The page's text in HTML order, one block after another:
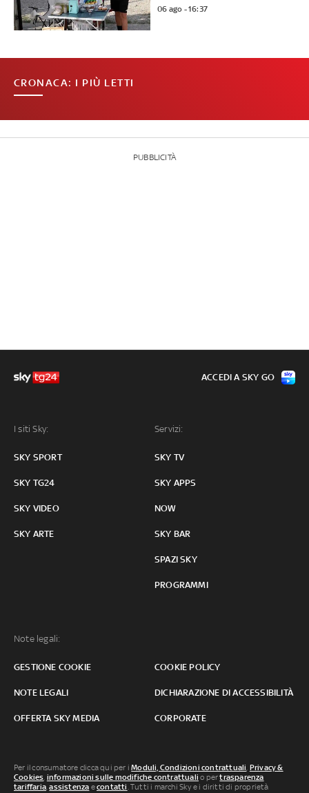
06 ago - 16:37
CRONACA: I PIÙ LETTI
PUBBLICITÀ
I siti Sky:
SKY SPORT
SKY TG24
SKY VIDEO
SKY ARTE
Servizi:
SKY TV
SKY APPS
NOW
SKY BAR
SPAZI SKY
PROGRAMMI
Note legali:
GESTIONE COOKIE COOKIE POLICY
NOTE LEGALI DICHIARAZIONE DI ACCESSIBILITÀ
OFFERTA SKY MEDIA CORPORATE
ACCEDI A SKY GO
Per il consumatore clicca qui per iModuli, Condizioni contrattuali, Privacy &
Cookies, informazioni sulle modifiche contrattuali o pertrasparenza
tariffaria,assistenza econtatti. Tutti i marchi Sky e i diritti di proprietà